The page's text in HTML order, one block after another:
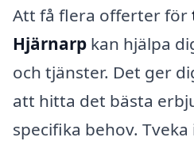
Att få flera offerter för
Hjärnarp kan hjälpa
och tjänster. Det ger
att hitta det bästa
specifika behov.